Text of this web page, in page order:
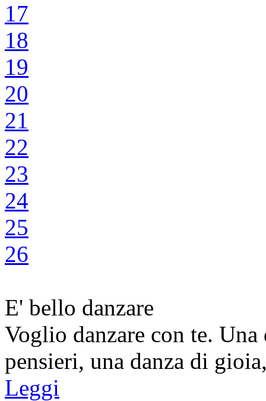
17
18
19
20
21
22
23
24
25
26
E' bello danzare
Voglio danzare con te.
pensieri, una danza di
Leggi